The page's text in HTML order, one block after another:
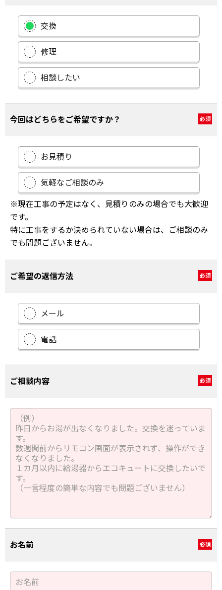
交換
修理
相談したい
今回はどちらをご希望ですか？ 必須
お見積り
気軽なご相談のみ
※現在工事の予定はなく、見積りのみの場合でも大歓迎
です。
特に工事をするか決められていない場合は、ご相談のみ
でも問題ございません。
ご希望の返信方法 必須
メール
電話
ご相談内容 必須
お名前 必須